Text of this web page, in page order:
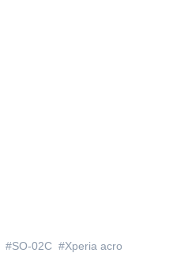
SO-02C
Xperia acro